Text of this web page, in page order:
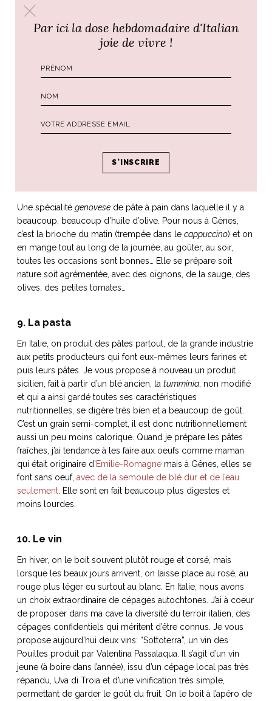
Une spécialité genovesede pâte à pain dans laquelle il y a
beaucoup, beaucoup d’huile d’olive. Pour nous à Gènes,
c’est la brioche du matin (trempée dans le cappuccino) et on
en mange tout au long de la journée, au goûter, au soir,
toutes les occasions sont bonnes… Elle se prépare soit
nature soit agrémentée, avec des oignons, de la sauge, des
olives, des petites tomates…
9. La pasta
En Italie, on produit des pâtes partout, de la grande industrie
aux petits producteurs qui font eux-mêmes leurs farines et
puis leurs pâtes. Je vous propose à nouveau un produit
sicilien, fait à partir d’un blé ancien, la tumminia, non modifié
et qui a ainsi gardé toutes ses caractéristiques
nutritionnelles, se digère très bien et a beaucoup de goût.
C’est un grain semi-complet, il est donc nutritionnellement
aussi un peu moins calorique. Quand je prépare les pâtes
fraîches, j’ai tendance à les faire aux oeufs comme maman
qui était originaire d’Emilie-Romagnemais à Gênes, elles se
font sans oeuf, avec de la semoule de blé dur et de l’eau
seulement. Elle sont en fait beaucoup plus digestes et
moins lourdes.
10. Le vin
En hiver, on le boit souvent plutôt rouge et corsé, mais
lorsque les beaux jours arrivent, on laisse place au rosé, au
rouge plus léger eu surtout au blanc. En Italie, nous avons
un choix extraordinaire de cépages autochtones. J’ai à coeur
de proposer dans ma cave la diversité du terroir italien, des
cépages confidentiels qui méritent d’être connus. Je vous
propose aujourd’hui deux vins: “Sottoterra”, un vin des
Pouilles produit par Valentina Passalaqua. Il s’agit d’un vin
jeune (à boire dans l’année), issu d’un cépage local pas très
répandu, Uva di Troia et d’une vinification très simple,
permettant de garder le goût du fruit. On le boit à l’apéro de
Par ici la dose hebdomadaire d'Italian
joie de vivre !